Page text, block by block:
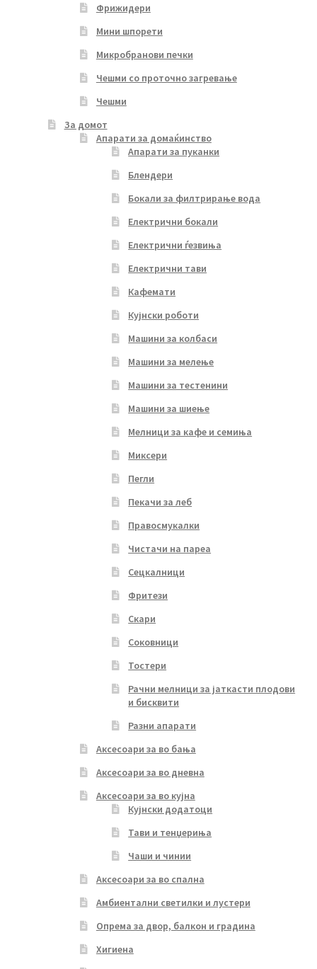
Фрижидери
Мини шпорети
Микробранови печки
Чешми со проточно загревање
Чешми
За домот
Апарати за домаќинство
Апарати за пуканки
Блендери
Бокали за филтрирање вода
Електрични бокали
Електрични ѓезвиња
Електрични тави
Кафемати
Кујнски роботи
Машини за колбаси
Машини за мелење
Машини за тестенини
Машини за шиење
Мелници за кафе и семиња
Миксери
Пегли
Пекачи за леб
Правосмукалки
Чистачи на пареа
Сецкалници
Фритези
Скари
Соковници
Тостери
Рачни мелници за јаткасти плодови
и бисквити
Разни апарати
Аксесоари за во бања
Аксесоари за во дневна
Аксесоари за во кујна
Кујнски додатоци
Тави и тенџериња
Чаши и чинии
Аксесоари за во спална
Амбиентални светилки и лустери
Опрема за двор, балкон и градина
Хигиена